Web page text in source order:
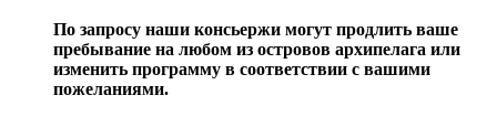
По запросу наши консьержи могут продлить ваше
пребывание на любом из островов архипелага или
изменить программу в соответствии с вашими
пожеланиями.